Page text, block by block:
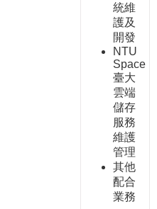
統維
護及
開發
NTU
Space
臺大
雲端
儲存
服務
維護
管理
其他
配合
業務